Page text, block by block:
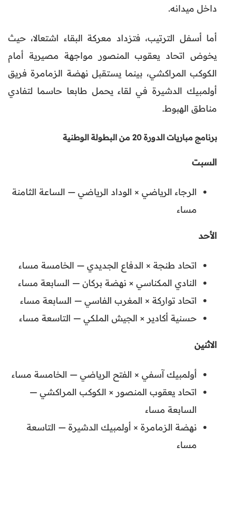
داخل ميدانه.
أما أسفل الترتيب، فتزداد معركة البقاء اشتعالا، حيث
يخوض اتحاد يعقوب المنصور مواجهة مصيرية أمام
الكوكب المراكشي، بينما يستقبل نهضة الزمامرة فريق
أولمبيك الدشيرة في لقاء يحمل طابعا حاسما لتفادي
مناطق الهبوط.
برنامج مباريات الدورة 20 من البطولة الوطنية
السبت
الرجاء الرياضي × الوداد الرياضي — الساعة الثامنة
مساء
الأحد
اتحاد طنجة × الدفاع الجديدي — الخامسة مساء
النادي المكناسي × نهضة بركان — السابعة مساء
اتحاد تواركة × المغرب الفاسي — السابعة مساء
حسنية أكادير × الجيش الملكي — التاسعة مساء
الاثنين
أولمبيك آسفي × الفتح الرياضي — الخامسة مساء
اتحاد يعقوب المنصور × الكوكب المراكشي —
السابعة مساء
نهضة الزمامرة × أولمبيك الدشيرة — التاسعة
مساء